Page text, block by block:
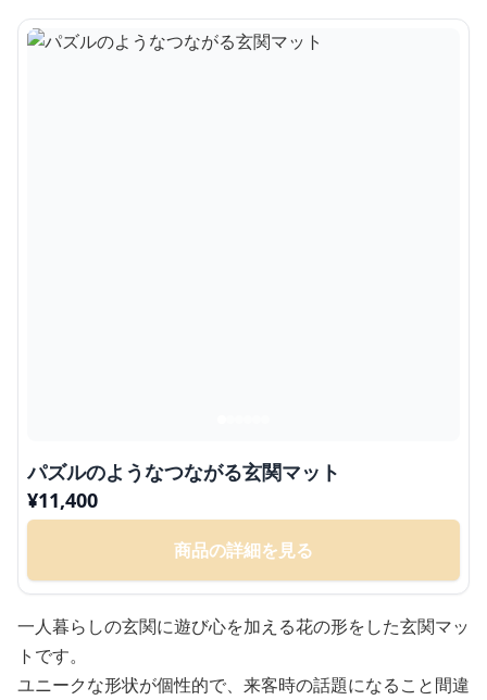
パズルのようなつながる玄関マット
¥11,400
商品の詳細を見る
一人暮らしの玄関に遊び心を加える花の形をした玄関マッ
トです。
ユニークな形状が個性的で、来客時の話題になること間違